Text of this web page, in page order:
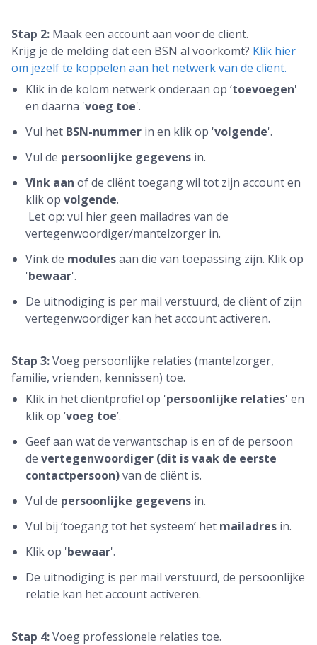
Stap 2: Maak een account aan voor de cliënt.
Krijg je de melding dat een BSN al voorkomt? Klik hier
om jezelf te koppelen aan het netwerk van de cliënt.
Klik in de kolom netwerk onderaan op ‘toevoegen'
en daarna 'voeg toe'.
Vul het BSN-nummer in en klik op 'volgende'.
Vul de persoonlijke gegevens in.
Vink aan of de cliënt toegang wil tot zijn account en
klik op volgende.
Let op: vul hier geen mailadres van de
vertegenwoordiger/mantelzorger in.
Vink de modulesaan die van toepassing zijn. Klik op
'bewaar'.
De uitnodiging is per mail verstuurd, de cliënt of zijn
vertegenwoordiger kan het account activeren.
Stap 3:Voeg persoonlijke relaties (mantelzorger,
familie, vrienden, kennissen) toe.
Klik in het cliëntprofiel op 'persoonlijke relaties' en
klik op ‘voeg toe’.
Geef aan wat de verwantschap is en of de persoon
de vertegenwoordiger (dit is vaak de eerste
contactpersoon)van de cliënt is.
Vul de persoonlijke gegevens in.
Vul bij ‘toegang tot het systeem’ het mailadres in.
Klik op 'bewaar'.
De uitnodiging is per mail verstuurd, de persoonlijke
relatie kan het account activeren.
Stap 4:Voeg professionele relaties toe.